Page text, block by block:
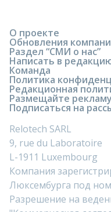
О проекте
Обновления
Раздел “СМИ о нас”
Написать в
Команда
Политика
Редакционная
Размещайте
Подписаться на
Relotech SARL
9, rue du Laboratoire
L-1911 Luxembourg
Компания
Люксембурга под
Разрешение на